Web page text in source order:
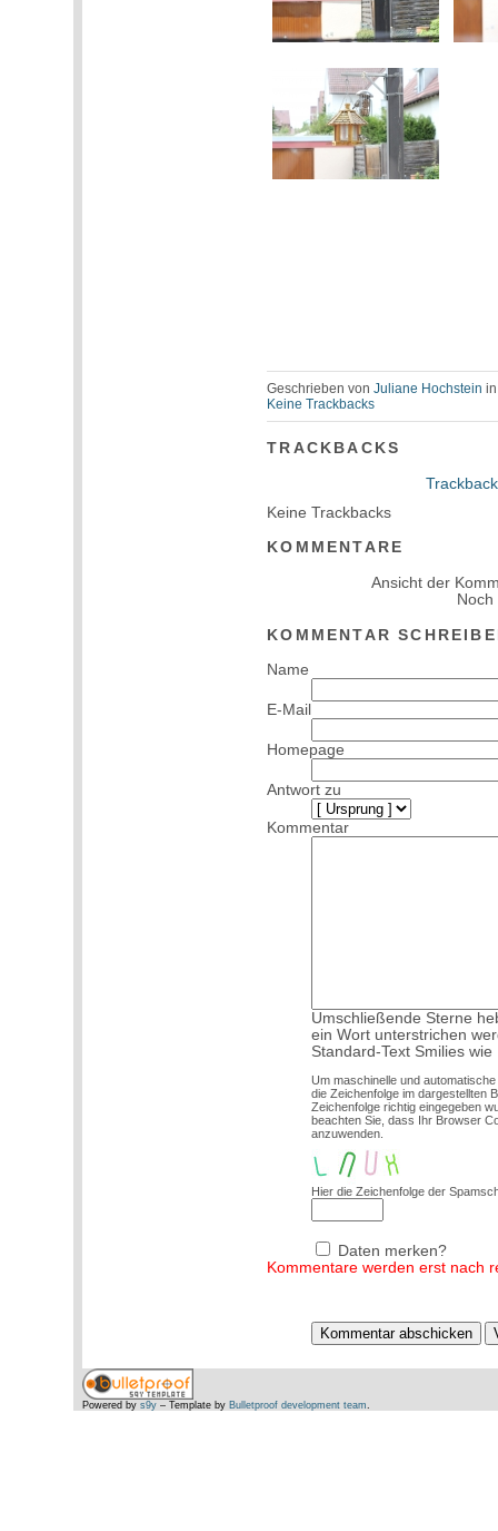
Geschrieben vonJuliane Hochstein
Keine Trackbacks
TRACKBACKS
Keine Trackbacks
KOMMENTARE
Ansicht der
KOMMENTAR
Name
E-Mail
Homepage
Antwort zu
Kommentar
Umschließende Sterne
ein Wort unterstrichen
Standard-Text Smilies
Um maschinelle und
die Zeichenfolge im dargestellten
Zeichenfolge richtig eingegeben
beachten Sie, dass Ihr Browser
anzuwenden.
Hier die Zeichenfolge der
Daten merken?
Kommentare werden erst nach
Powered by s9y– Template by Bulletproof development team.